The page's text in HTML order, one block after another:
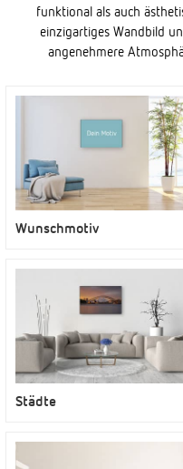
funktional als auch
einzigartiges Wandbild
angenehmere
Wunschmotiv
Städte